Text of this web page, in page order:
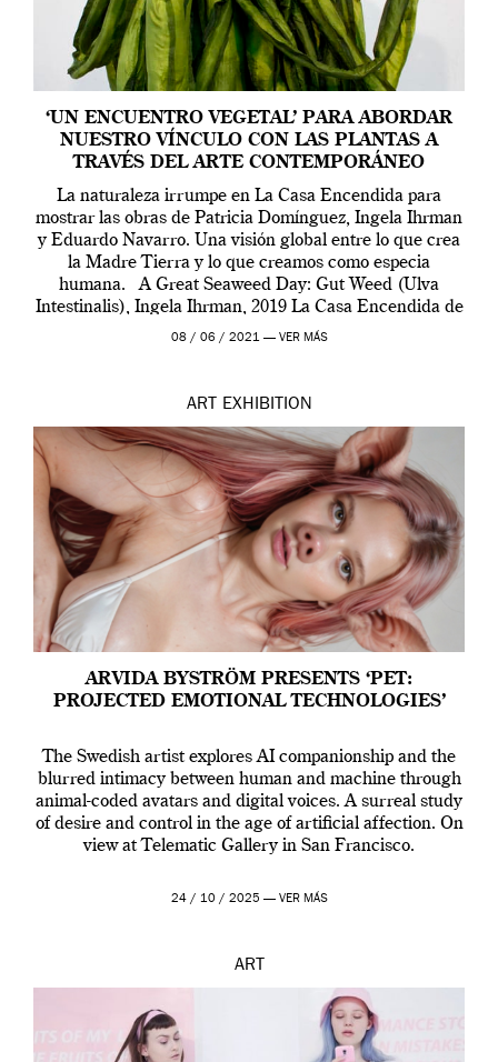
‘UN ENCUENTRO VEGETAL’ PARA ABORDAR
NUESTRO VÍNCULO CON LAS PLANTAS A
TRAVÉS DEL ARTE CONTEMPORÁNEO
La naturaleza irrumpe en La Casa Encendida para
mostrar las obras de Patricia Domínguez, Ingela Ihrman
y Eduardo Navarro. Una visión global entre lo que crea
la Madre Tierra y lo que creamos como especia
humana. A Great Seaweed Day: Gut Weed (Ulva
Intestinalis), Ingela Ihrman, 2019 La Casa Encendida de
Madrid y la Wellcome […]
08 / 06 / 2021 — VER MÁS
ART EXHIBITION
ARVIDA BYSTRÖM PRESENTS ‘PET:
PROJECTED EMOTIONAL TECHNOLOGIES’
The Swedish artist explores AI companionship and the
blurred intimacy between human and machine through
animal-coded avatars and digital voices. A surreal study
of desire and control in the age of artificial affection. On
view at Telematic Gallery in San Francisco.
24 / 10 / 2025 — VER MÁS
ART